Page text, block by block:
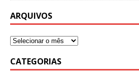
ARQUIVOS
CATEGORIAS